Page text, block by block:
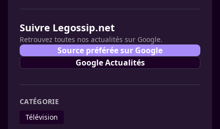
Suivre Legossip.net
Retrouvez toutes nos actualités sur Google.
Source préférée sur Google
Google Actualités
CATÉGORIE
Télévision